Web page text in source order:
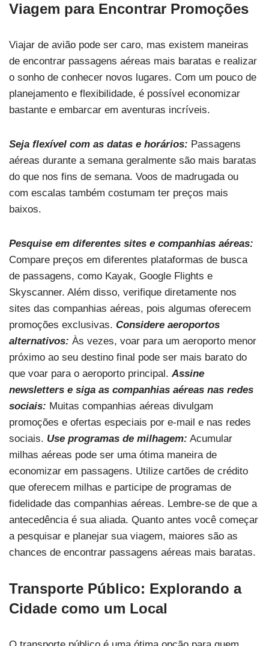
Viagem para Encontrar Promoções
Viajar de avião pode ser caro, mas existem maneiras
de encontrar passagens aéreas mais baratas e realizar
o sonho de conhecer novos lugares. Com um pouco de
planejamento e flexibilidade, é possível economizar
bastante e embarcar em aventuras incríveis.
Seja flexível com as datas e horários: Passagens
aéreas durante a semana geralmente são mais baratas
do que nos fins de semana. Voos de madrugada ou
com escalas também costumam ter preços mais
baixos.
Pesquise em diferentes sites e companhias aéreas:
Compare preços em diferentes plataformas de busca
de passagens, como Kayak, Google Flights e
Skyscanner. Além disso, verifique diretamente nos
sites das companhias aéreas, pois algumas oferecem
promoções exclusivas. Considere aeroportos
alternativos: Às vezes, voar para um aeroporto menor
próximo ao seu destino final pode ser mais barato do
que voar para o aeroporto principal. Assine
newsletters e siga as companhias aéreas nas redes
sociais: Muitas companhias aéreas divulgam
promoções e ofertas especiais por e-mail e nas redes
sociais. Use programas de milhagem: Acumular
milhas aéreas pode ser uma ótima maneira de
economizar em passagens. Utilize cartões de crédito
que oferecem milhas e participe de programas de
fidelidade das companhias aéreas. Lembre-se de que a
antecedência é sua aliada. Quanto antes você começar
a pesquisar e planejar sua viagem, maiores são as
chances de encontrar passagens aéreas mais baratas.
Transporte Público: Explorando a
Cidade como um Local